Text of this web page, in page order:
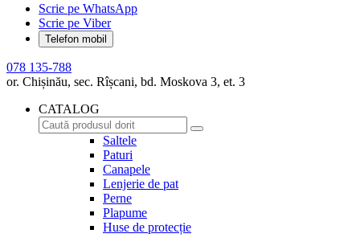
Scrie pe WhatsApp
Scrie pe Viber
Telefon mobil
078 135-788
or. Chișinău, sec. Rîșcani, bd. Moskova 3, et. 3
CATALOG
Saltele
Paturi
Canapele
Lenjerie de pat
Perne
Plapume
Huse de protecție